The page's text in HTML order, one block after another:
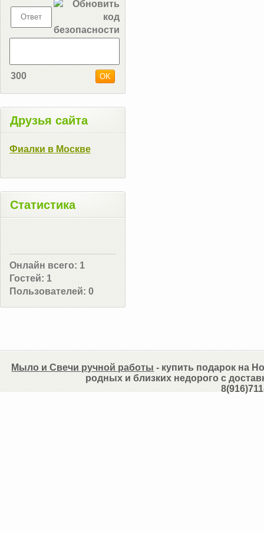
300
Друзья сайта
Фиалки в Москве
Статистика
Онлайн всего: 1
Гостей: 1
Пользователей: 0
Мыло и Свечи ручной работы - купить подарок на
родных и близких недорого с